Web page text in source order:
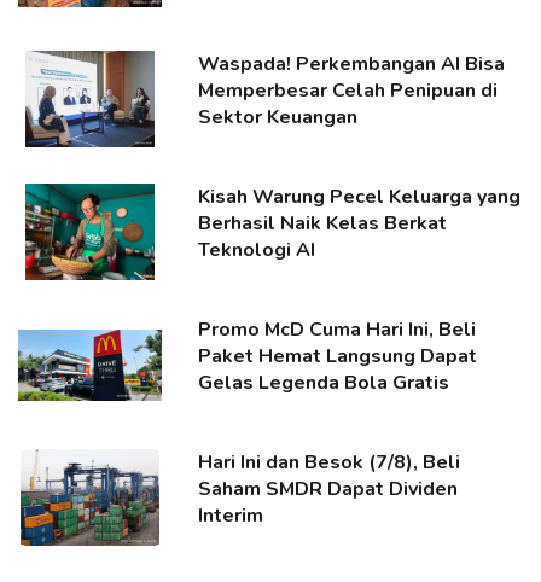
Waspada! Perkembangan AI Bisa
Memperbesar Celah Penipuan di
Sektor Keuangan
Kisah Warung Pecel Keluarga yang
Berhasil Naik Kelas Berkat
Teknologi AI
Promo McD Cuma Hari Ini, Beli
Paket Hemat Langsung Dapat
Gelas Legenda Bola Gratis
Hari Ini dan Besok (7/8), Beli
Saham SMDR Dapat Dividen
Interim